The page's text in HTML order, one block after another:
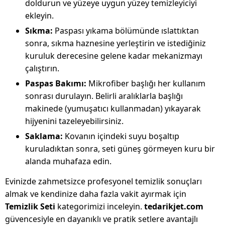
doldurun ve yüzeye uygun yüzey temizleyiciyi
ekleyin.
Sıkma: Paspası yıkama bölümünde ıslattıktan
sonra, sıkma haznesine yerleştirin ve istediğiniz
kuruluk derecesine gelene kadar mekanizmayı
çalıştırın.
Paspas Bakımı: Mikrofiber başlığı her kullanım
sonrası durulayın. Belirli aralıklarla başlığı
makinede (yumuşatıcı kullanmadan) yıkayarak
hijyenini tazeleyebilirsiniz.
Saklama: Kovanın içindeki suyu boşaltıp
kuruladıktan sonra, seti güneş görmeyen kuru bir
alanda muhafaza edin.
Evinizde zahmetsizce profesyonel temizlik sonuçları
almak ve kendinize daha fazla vakit ayırmak için
Temizlik Seti kategorimizi inceleyin. tedarikjet.com
güvencesiyle en dayanıklı ve pratik setlere avantajlı